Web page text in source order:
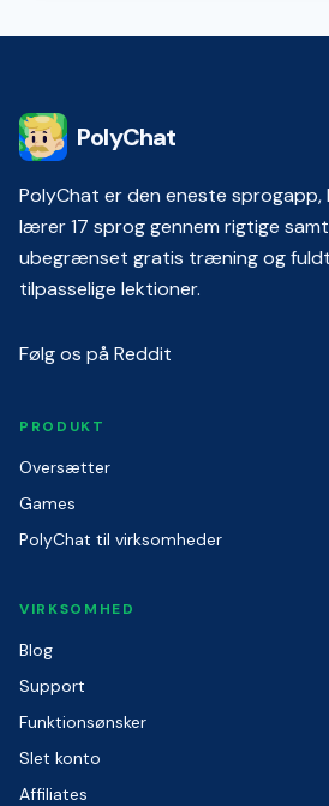
PolyChat
PolyChat er den eneste sprogapp,
lærer 17 sprog gennem rigtige
ubegrænset gratis træning og fuldt
tilpasselige lektioner.
Følg os på Reddit
PRODUKT
Oversætter
Games
PolyChat til virksomheder
VIRKSOMHED
Blog
Support
Funktionsønsker
Slet konto
Affiliates